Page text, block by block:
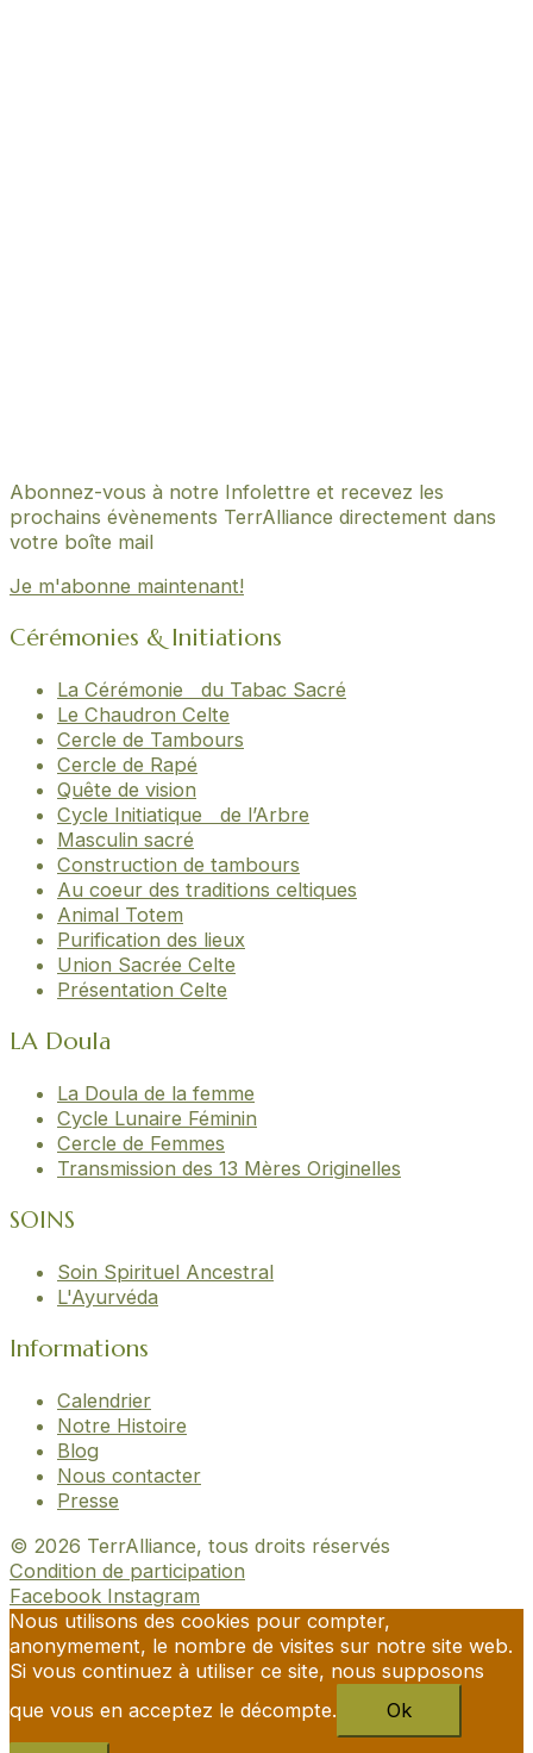
Abonnez-vous à notre Infolettre et recevez les
prochains évènements TerrAlliance directement dans
votre boîte mail
Je m'abonne maintenant!
Cérémonies & Initiations
La Cérémonie du Tabac Sacré
Le Chaudron Celte
Cercle de Tambours
Cercle de Rapé
Quête de vision
Cycle Initiatique de l’Arbre
Masculin sacré
Construction de tambours
Au coeur des traditions celtiques
Animal Totem
Purification des lieux
Union Sacrée Celte
Présentation Celte
LA Doula
La Doula de la femme
Cycle Lunaire Féminin
Cercle de Femmes
Transmission des 13 Mères Originelles
SOINS
Soin Spirituel Ancestral
L'Ayurvéda
Informations
Calendrier
Notre Histoire
Blog
Nous contacter
Presse
© 2026 TerrAlliance, tous droits réservés
Condition de participation
Facebook Instagram
Nous utilisons des cookies pour compter,
anonymement, le nombre de visites sur notre site web.
Si vous continuez à utiliser ce site, nous supposons
que vous en acceptez le décompte.
Ok